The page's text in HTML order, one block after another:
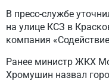
В пресс-службе
на улице КСЗ в
компания
Ранее министр ЖКХ
Хромушин назвал